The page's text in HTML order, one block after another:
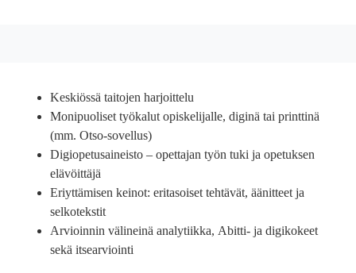
Keskiössä taitojen harjoittelu
Monipuoliset työkalut opiskelijalle, diginä tai printtinä
(mm. Otso-sovellus)
Digiopetusaineisto – opettajan työn tuki ja opetuksen
elävöittäjä
Eriyttämisen keinot: eritasoiset tehtävät, äänitteet ja
selkotekstit
Arvioinnin välineinä analytiikka, Abitti- ja digikokeet
sekä itsearviointi